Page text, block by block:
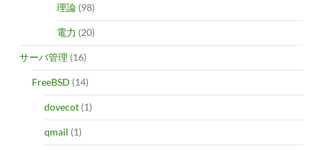
理論 (98)
電力 (20)
サーバ管理 (16)
FreeBSD (14)
dovecot (1)
qmail (1)